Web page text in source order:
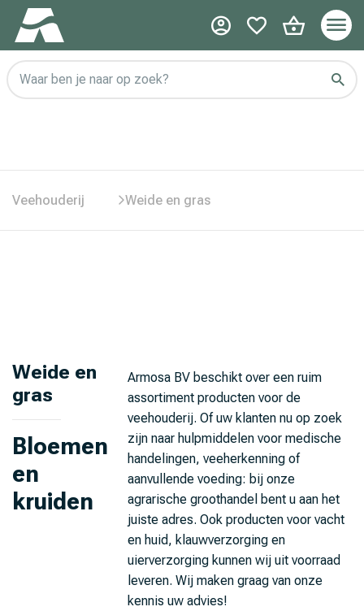
Waar ben je naar op zoek?
Veehouderij Weide en gras
Weide en
gras
Bloemen
en
kruiden
Armosa BV beschikt over een ruim
assortiment producten voor de
veehouderij. Of uw klanten nu op zoek
zijn naar hulpmiddelen voor medische
handelingen, veeherkenning of
aanvullende voeding: bij onze
agrarische groothandel bent u aan het
juiste adres. Ook producten voor vacht
en huid, klauwverzorging en
uierverzorging kunnen wij uit voorraad
leveren. Wij maken graag van onze
kennis uw advies!